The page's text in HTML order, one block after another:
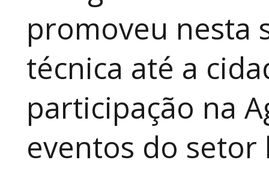
promoveu nesta
técnica até a
participação na
eventos do